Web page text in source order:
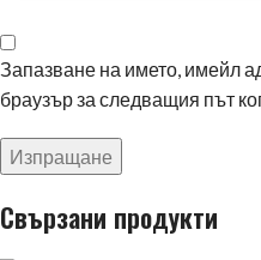
Запазване на името, имейл
браузър за следващия път
Свързани продукти